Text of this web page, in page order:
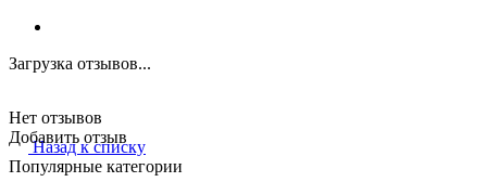
Загрузка отзывов...
Нет отзывов
Добавить отзыв
Назад к списку
Популярные категории